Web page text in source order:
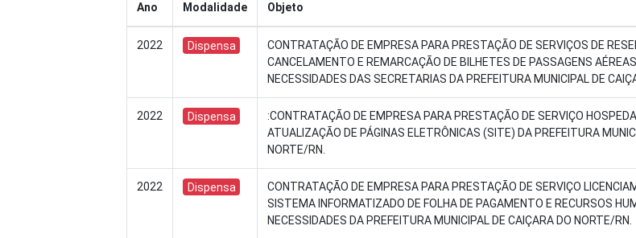
Ano Modalidade Objeto
2022 Dispensa
CONTRATAÇÃO DE EMPRESA PARA PRESTAÇÃO DE SERVIÇOS DE
CANCELAMENTO E REMARCAÇÃO DE BILHETES DE PASSAGENS
NECESSIDADES DAS SECRETARIAS DA PREFEITURA MUNICIPAL DE
2022 Dispensa
:CONTRATAÇÃO DE EMPRESA PARA PRESTAÇÃO DE SERVIÇO
ATUALIZAÇÃO DE PÁGINAS ELETRÔNICAS (SITE) DA PREFEITURA
NORTE/RN.
2022 Dispensa
CONTRATAÇÃO DE EMPRESA PARA PRESTAÇÃO DE SERVIÇO
SISTEMA INFORMATIZADO DE FOLHA DE PAGAMENTO E RECURSOS
NECESSIDADES DA PREFEITURA MUNICIPAL DE CAIÇARA DO NORTE/RN.